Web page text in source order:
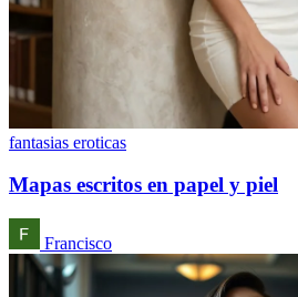
fantasias eroticas
Mapas escritos en papel y piel
Francisco